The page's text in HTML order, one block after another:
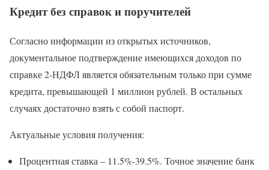
Кредит без справок и поручителей
Согласно информации из открытых источников,
документальное подтверждение имеющихся доходов по
справке 2-НДФЛ является обязательным только при сумме
кредита, превышающей 1 миллион рублей. В остальных
случаях достаточно взять с собой паспорт.
Актуальные условия получения:
Процентная ставка – 11.5%-39.5%. Точное значение банк